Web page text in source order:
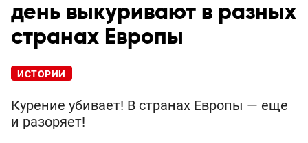
день выкуривают в разных
странах Европы
ИСТОРИИ
Курение убивает! В странах Европы — еще
и разоряет!